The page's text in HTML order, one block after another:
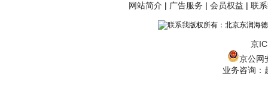
网站简介 | 广告服务 | 会员权益 | 联
版权所有：北京东润海
京
京公网
业务咨询：